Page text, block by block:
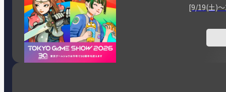
[9/19(土)